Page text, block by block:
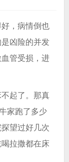
，病情倒也
凶险的并发
管受损，进
起了。那真
家跑了多少
望过好几次
拉撒都在床